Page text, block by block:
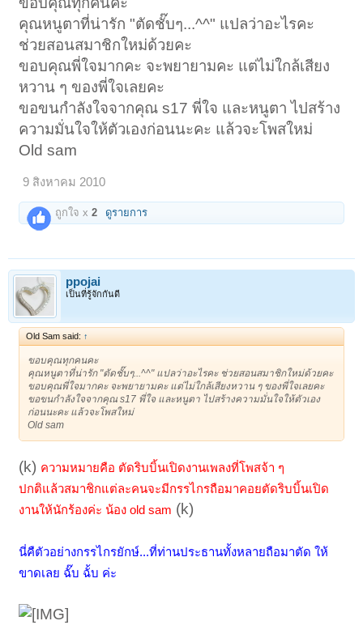
คุณหนูตาที่น่ารัก "ตัดชั๊บๆ...^^" แปลว่าอะไรคะ
ช่วยสอนสมาชิกใหม่ด้วยคะ
ขอบคุณพี่ใจมากคะ จะพยายามคะ แต่ไม่ใกล้เสียง
หวาน ๆ ของพี่ใจเลยคะ
ขอขนกำลังใจจากคุณ s17 พี่ใจ และหนูตา ไปสร้าง
ความมั่นใจให้ตัวเองก่อนนะคะ แล้วจะโพสใหม่
Old sam
9 สิงหาคม 2010
ถูกใจ x2 ดูรายการ
ppojai
เป็นที่รู้จักกันดี
Old Sam said: ↑
ขอบคุณทุกคนคะ
คุณหนูตาที่น่ารัก "ตัดชั๊บๆ...^^" แปลว่าอะไรคะ ช่วยสอนสมาชิกใหม่ด้วยคะ
ขอบคุณพี่ใจมากคะ จะพยายามคะ แต่ไม่ใกล้เสียงหวาน ๆ ของพี่ใจเลยคะ
ขอขนกำลังใจจากคุณ s17 พี่ใจ และหนูตา ไปสร้างความมั่นใจให้ตัวเอง
ก่อนนะคะ แล้วจะโพสใหม่
Old sam
(k) ความหมายคือ ตัดริบบิ้นเปิดงานเพลงที่โพสจ้า ๆ
ปกติแล้วสมาชิกแต่ละคนจะมีกรรไกรถือมาคอยตัดริบบิ้นเปิด
งานให้นักร้องค่ะ น้อง old sam (k)
นี่คืตัวอย่างกรรไกรยักษ์...ที่ท่านประธานทั้งหลายถือมาตัด ให้
ขาดเลย ฉั๊บ ฉั้บ ค่ะ